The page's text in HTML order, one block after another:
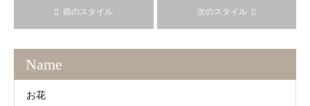
前のスタイル 次のスタイル
Name
お花